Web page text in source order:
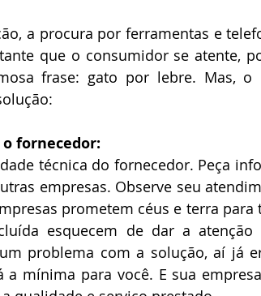
a procura por ferramentas e
que o consumidor se atente,
frase: gato por lebre. Mas,
fornecedor:
técnica do fornecedor. Peça
empresas. Observe seu
prometem céus e terra
esquecem de dar a
problema com a solução, aí já
a mínima para você. E sua